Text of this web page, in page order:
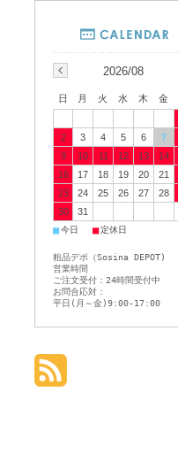
2026/08
日 月 火 水 木 金
2
3 4 5 6 7
9
10 11 12 13 14
16
17 18 19 20 21
23
24 25 26 27 28
30
31
■今日 ■定休日
粗品デポ（Sosina DEPOT)
営業時間
ご注文受付：24時間受付中
お問合応対：
平日(月～金)9:00-17:00